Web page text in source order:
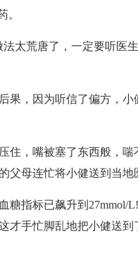
。
荒唐了，一定要听医
，因为听信了偏方，小
，嘴被塞了东西般，喘
父母连忙将小健送到当地
指标已飙升到27mmol/
才手忙脚乱地把小健送到